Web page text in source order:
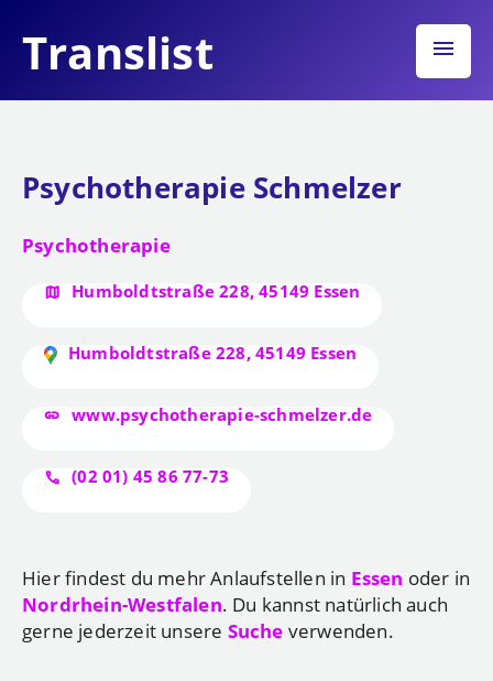
Translist menu
Psychotherapie Schmelzer
Psychotherapie
Humboldtstraße 228, 45149 Essen
Humboldtstraße 228, 45149 Essen
www.psychotherapie-schmelzer.de
(02 01) 45 86 77-73
Hier findest du mehr Anlaufstellen in Essen oder in
Nordrhein-Westfalen. Du kannst natürlich auch
gerne jederzeit unsere Suche verwenden.